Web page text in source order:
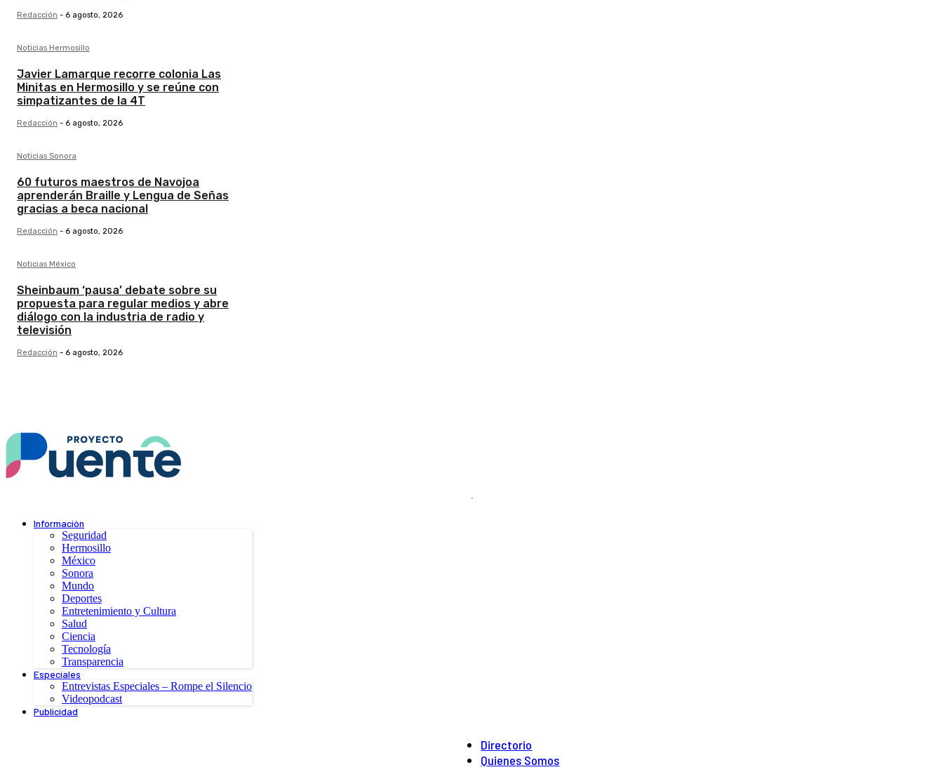
Redacción - 6 agosto, 2026
Noticias Hermosillo
Javier Lamarque recorre colonia Las
Minitas en Hermosillo y se reúne con
simpatizantes de la 4T
Redacción - 6 agosto, 2026
Noticias Sonora
60 futuros maestros de Navojoa
aprenderán Braille y Lengua de Señas
gracias a beca nacional
Redacción - 6 agosto, 2026
Noticias México
Sheinbaum ‘pausa’ debate sobre su
propuesta para regular medios y abre
diálogo con la industria de radio y
televisión
Redacción - 6 agosto, 2026
.
Información
Seguridad
Hermosillo
México
Sonora
Mundo
Deportes
Entretenimiento y Cultura
Salud
Ciencia
Tecnología
Transparencia
Especiales
Entrevistas Especiales – Rompe el Silencio
Videopodcast
Publicidad
Directorio
Quienes Somos